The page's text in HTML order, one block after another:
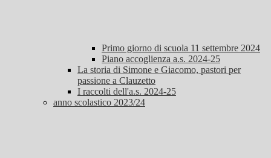
Primo giorno di scuola 11 settembre 2024
Piano accoglienza a.s. 2024-25
La storia di Simone e Giacomo, pastori per
passione a Clauzetto
I raccolti dell'a.s. 2024-25
anno scolastico 2023/24